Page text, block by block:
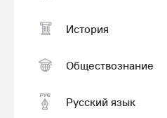
История
Обществознание
Русский язык